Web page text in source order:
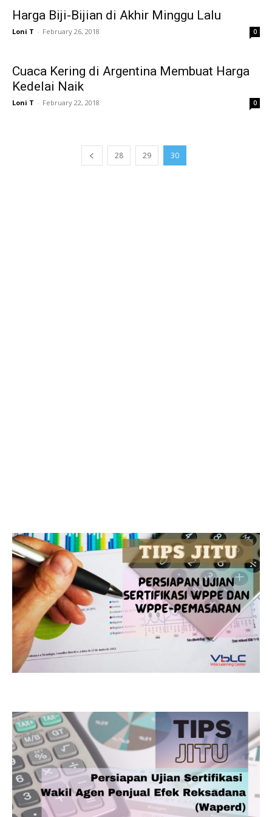
Harga Biji-Bijian di Akhir Minggu Lalu
Loni T - February 26, 2018 0
Cuaca Kering di Argentina Membuat Harga
Kedelai Naik
Loni T - February 22, 2018 0
28 29 30